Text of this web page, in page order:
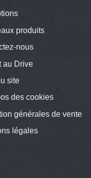
produits
nous
au Drive
site
des cookies
générales de vente
légales